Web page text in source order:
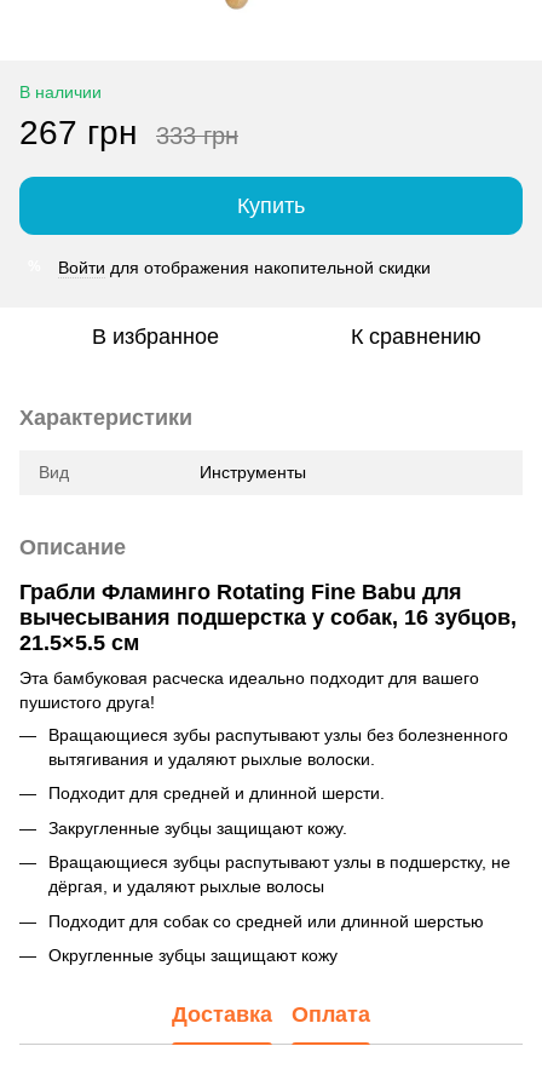
В наличии
267 грн 333 грн
Купить
Войти для отображения накопительной скидки
В избранное К сравнению
Характеристики
Вид Инструменты
Описание
Грабли Фламинго Rotating Fine Babu для
вычесывания подшерстка у собак, 16 зубцов,
21.5×5.5 см
Эта бамбуковая расческа идеально подходит для вашего
пушистого друга!
Вращающиеся зубы распутывают узлы без болезненного
вытягивания и удаляют рыхлые волоски.
Подходит для средней и длинной шерсти.
Закругленные зубцы защищают кожу.
Вращающиеся зубцы распутывают узлы в подшерстку, не
дёргая, и удаляют рыхлые волосы
Подходит для собак со средней или длинной шерстью
Округленные зубцы защищают кожу
Доставка Оплата